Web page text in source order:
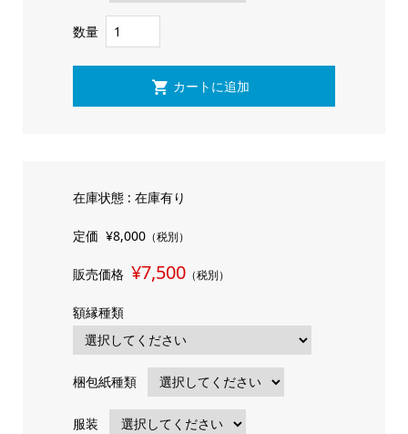
数量
在庫状態 : 在庫有り
定価 ¥8,000（税別）
販売価格 ¥7,500（税別）
額縁種類
梱包紙種類
服装